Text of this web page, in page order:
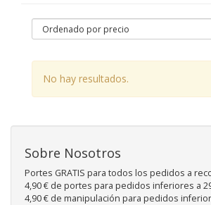
No hay resultados.
Sobre Nosotros
Portes GRATIS para todos los pedidos a
4,90 € de portes para pedidos inferiores a
4,90 € de manipulación para pedidos